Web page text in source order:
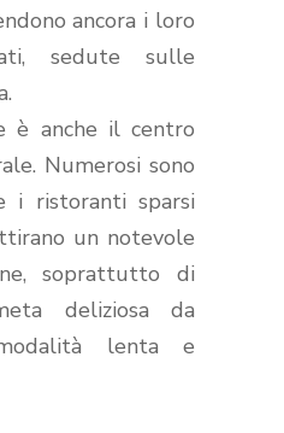
ancora i loro
sedute sulle
è anche il centro
Numerosi sono
i ristoranti sparsi
un notevole
soprattutto di
deliziosa da
lenta e